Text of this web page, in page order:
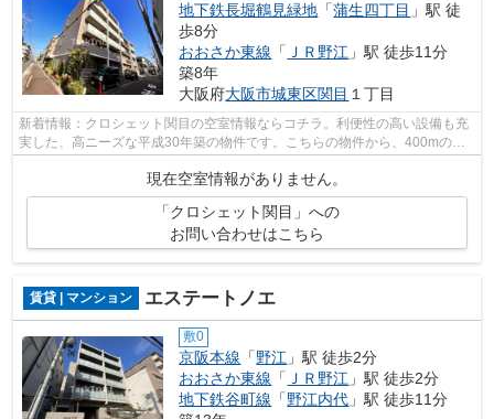
地下鉄長堀鶴見緑地 「蒲生四丁目 」駅 徒
歩8分
おおさか東線 「 ＪＲ野江 」駅 徒歩11分
築8年
大阪府大阪市城東区関目 １丁目
新着情報：クロシェット関目の空室情報ならコチラ。利便性の高い設備も充
実した、高ニーズな平成30年築の物件です。こちらの物件から、400mの距
現在空室情報がありません。
「クロシェット関目」への
お問い合わせはこちら
賃貸 | マンション エステートノエ
敷0
京阪本線 「野江 」駅 徒歩2分
おおさか東線 「 ＪＲ野江 」駅 徒歩2分
地下鉄谷町線 「野江内代 」駅 徒歩11分